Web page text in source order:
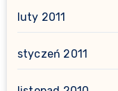
luty 2011
styczeń 2011